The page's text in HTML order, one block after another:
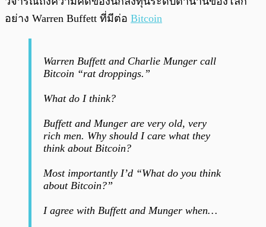
อย่าง Warren Buffett ที่มีต่อ Bitcoin
Warren Buffett and Charlie Munger call
Bitcoin “rat droppings.”
What do I think?
Buffett and Munger are very old, very
rich men. Why should I care what they
think about Bitcoin?
Most importantly I’d “What do you think
about Bitcoin?”
I agree with Buffett and Munger when…